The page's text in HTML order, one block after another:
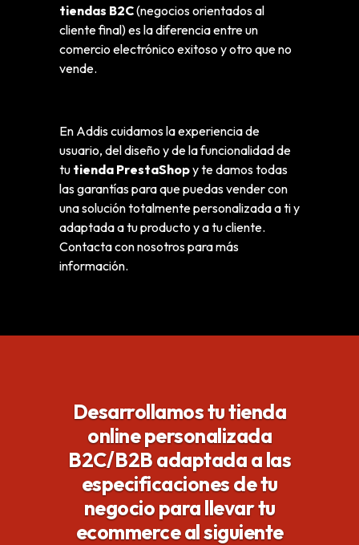
tiendas B2C(negocios orientados al
cliente final) es la diferencia entre un
comercio electrónico exitoso y otro que no
vende.
En Addis cuidamos la experiencia de
usuario, del diseño y de la funcionalidad de
tu tienda PrestaShopy te damos todas
las garantías para que puedas vender con
una solución totalmente personalizada a ti y
adaptada a tu producto y a tu cliente.
Contacta con nosotros para más
información.
Desarrollamos tu tienda
onlinepersonalizada
B2C/B2B adaptada a las
especificaciones de tu
negocio parallevar tu
ecommerce al siguiente